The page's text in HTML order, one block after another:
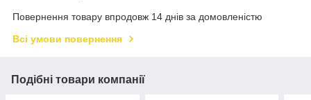
Повернення товару впродовж 14 днів за домовленістю
Всі умови повернення
Подібні товари компанії